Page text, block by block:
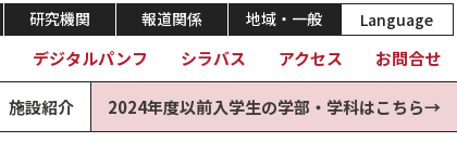
研究機関 報道関係 地域・一般 Language
デジタルパンフ シラバス アクセス お問合せ
施設紹介 2024年度以前入学生の学部・学科はこちら→